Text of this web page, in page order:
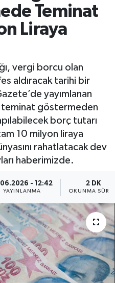
Teminat
Liraya
vergi borcu olan
aldıracak tarihi bir
yayımlanan
teminat göstermeden
borç tutarı
10 milyon liraya
rahatlatacak dev
haberimizde.
- 12:42
YAYINLANMA
2 DK
OKUNMA
ve Fikstür